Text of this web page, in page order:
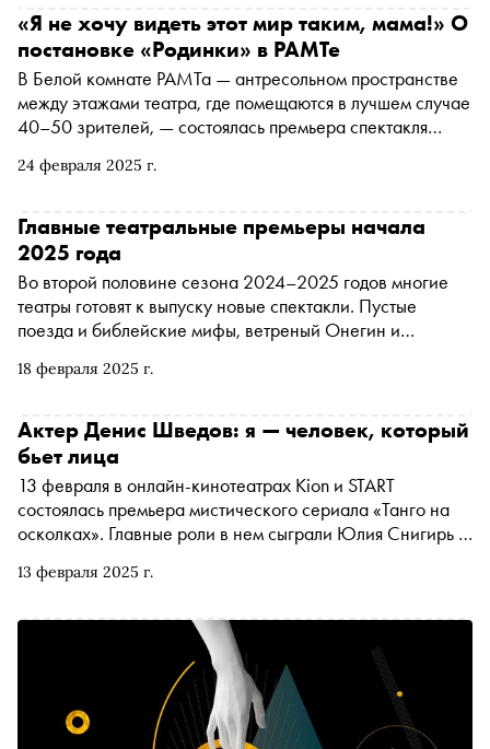
24 февраля 2025 г.
«Я не хочу видеть этот мир таким, мама!» О
постановке «Родинки» в РАМТе
В Белой комнате РАМТа — антресольном пространстве
между этажами театра, где помещаются в лучшем случае
40–50 зрителей, — состоялась премьера спектакля
Дмитрия Изместьева, ученика Марка Захарова, в
18 февраля 2025 г.
Главные театральные премьеры начала
2025 года
Во второй половине сезона 2024–2025 годов многие
театры готовят к выпуску новые спектакли. Пустые
поезда и библейские мифы, ветреный Онегин и
Серебряного века — «Сноб» собрал самые ожидаемые
13 февраля 2025 г.
Актер Денис Шведов: я — человек, который
бьет лица
13 февраля в онлайн-кинотеатрах Kion и START
состоялась премьера мистического сериала «Танго на
осколках». Главные роли в нем сыграли Юлия Снигирь и
Шведовым о танго, байкерах, Джейсоне Стэйтеме и
съемках в «Поле чудес» ради детей и о том, к чему
может привести человека экономия на тату-мастере